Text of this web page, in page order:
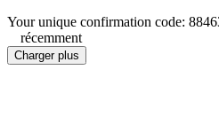
Your unique confirmation code:
récemment
Charger plus